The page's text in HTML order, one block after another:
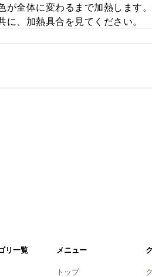
全体に変わるまで加熱します
、加熱具合を見てください。
リ一覧 メニュー
トップ